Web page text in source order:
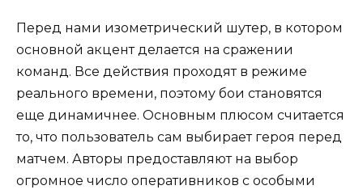
Перед нами изометрический шутер, в котором
основной акцент делается на сражении
команд. Все действия проходят в режиме
реального времени, поэтому бои становятся
еще динамичнее. Основным плюсом считается
то, что пользователь сам выбирает героя перед
матчем. Авторы предоставляют на выбор
огромное число оперативников с особыми